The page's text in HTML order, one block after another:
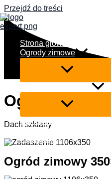
Przejdź do treści
Strona główna
Ogrody zimowe
Szklane ściany przesuwne
Współpraca
Realizacje
Kontakt
Ogrody
Dach szklany
Ogród zimowy